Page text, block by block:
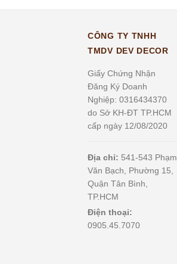
CÔNG TY TNHH
TMDV DEV DECOR
Giấy Chứng Nhận
Đăng Ký Doanh
Nghiệp: 0316434370
do Sở KH-ĐT TP.HCM
cấp ngày 12/08/2020
Địa chỉ: 541-543 Phạm
Văn Bạch, Phường 15,
Quận Tân Bình,
TP.HCM
Điện thoại:
0905.45.7070